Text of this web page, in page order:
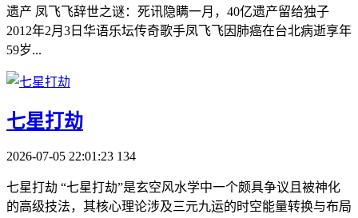
遗产 凤飞飞辞世之谜：死讯隐瞒一月，40亿遗产留给独子
2012年2月3日华语乐坛传奇歌手凤飞飞因肺癌在台北病逝享年
59岁...
​七星打劫
2026-07-05 22:01:23 134
七星打劫 “七星打劫”是玄空风水学中一个颇具争议且被神化
的高级技法，其核心理论涉及三元九运的时空能量转换与布局